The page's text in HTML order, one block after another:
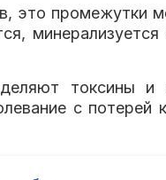
это промежутки
минерализуется
токсины и
с потерей